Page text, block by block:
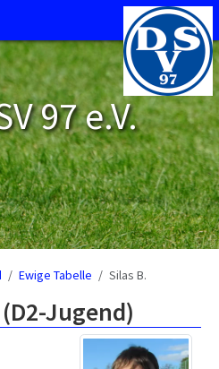
97 e.V.
Ewige Tabelle Silas B.
Jugend)